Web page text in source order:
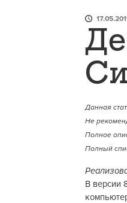
Данная
Не
Полное
Полный
В версии